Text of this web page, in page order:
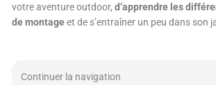
votre aventure outdoor,d’apprendre les
de montageet de s’entraîner un peu dans son
Continuer la navigation